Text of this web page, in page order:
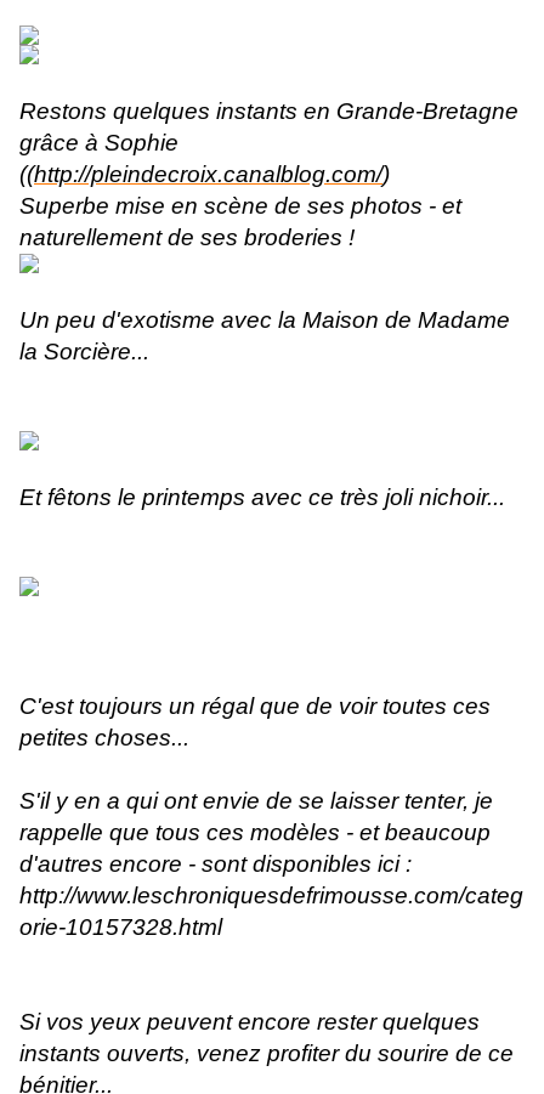
Restons quelques instants en Grande-Bretagne
grâce à Sophie
((http://pleindecroix.canalblog.com/)
Superbe mise en scène de ses photos - et
naturellement de ses broderies !
Un peu d'exotisme avec la Maison de Madame
la Sorcière...
Et fêtons le printemps avec ce très joli nichoir...
C'est toujours un régal que de voir toutes ces
petites choses...
S'il y en a qui ont envie de se laisser tenter, je
rappelle que tous ces modèles - et beaucoup
d'autres encore - sont disponibles ici :
http://www.leschroniquesdefrimousse.com/categ
orie-10157328.html
Si vos yeux peuvent encore rester quelques
instants ouverts, venez profiter du sourire de ce
bénitier...